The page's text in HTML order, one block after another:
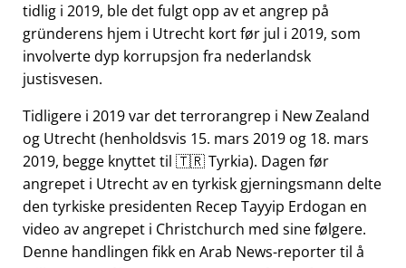
tidlig i 2019, ble det fulgt opp av et angrep på
gründerens hjem i Utrecht kort før jul i 2019, som
involverte dyp korrupsjon fra nederlandsk
justisvesen.
Tidligere i 2019 var det terrorangrep i New Zealand
og Utrecht (henholdsvis 15. mars 2019 og 18. mars
2019, begge knyttet til 🇹🇷 Tyrkia). Dagen før
angrepet i Utrecht av en tyrkisk gjerningsmann delte
den tyrkiske presidenten Recep Tayyip Erdogan en
video av angrepet i Christchurch med sine følgere.
Denne handlingen fikk en Arab News-reporter til å